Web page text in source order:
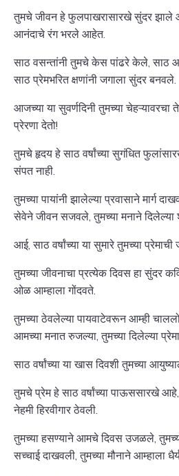
तुमचे जीवन हे फुलपाखरासारखे सुंदर झाले
आनंदाचे रंग भरले आहेत.
साठ वसन्तांनी तुमचे केस पांढरे केले, साठ
साठ प्रेमभरित क्षणांनी जगाला सुंदर बनवले.
आजच्या या सुवर्णदिनी तुमच्या
प्रेरणा देतो!
तुमचे हृदय हे साठ वर्षांच्या सुगंधित
संपत नाही.
तुमच्या पायांनी झालेल्या प्रवासाने मार्ग
सेवेने जीवन सजवले, तुमच्या मनाने दिलेल्या
आई, साठ वर्षांच्या या सुमारे तुमच्या
तुमच्या जीवनाचा प्रत्येक दिवस हा सुंदर
ओळ आम्हाला गोंदवते.
तुमच्या ठेवलेल्या पायवाटेवरून आम्ही
आमच्या मनात रुजल्या, तुमच्या दिलेल्या
साठ वर्षांच्या या खास दिवशी तुमच्या
तुमचे प्रेम हे साठ वर्षांच्या पाऊससारखे
नेहमी हिरवीगार ठेवली.
तुमच्या हसण्याने आमचे दिवस उजळले,
सच्चाई दाखवली, तुमच्या मौनाने आम्हाला